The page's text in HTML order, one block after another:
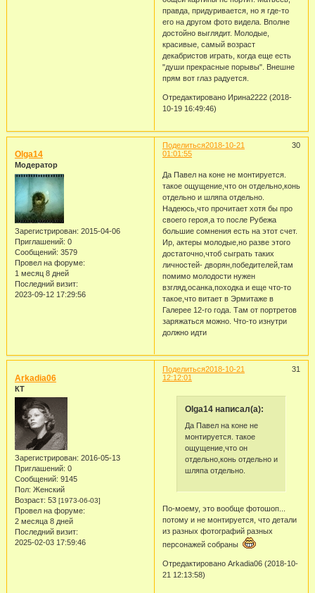
правда, придуривается, но я где-то
его на другом фото видела. Вполне
достойно выглядит. Молодые,
красивые, самый возраст
декабристов играть, когда еще есть
"души прекрасные порывы". Внешне
прям вот глаз радуется.
Отредактировано Ирина2222 (2018-
10-19 16:49:46)
Поделиться 30
2018-10-21
01:01:55
Olga14
Модератор
Зарегистрирован: 2015-04-06
Приглашений: 0
Сообщений: 3579
Провел на форуме:
1 месяц 8 дней
Последний визит:
2023-09-12 17:29:56
Да Павел на коне не монтируется.
такое ощущение,что он отдельно,конь
отдельно и шляпа отдельно.
Надеюсь,что прочитает хотя бы про
своего героя,а то после Рубежа
большие сомнения есть на этот счет.
Ир, актеры молодые,но разве этого
достаточно,чтоб сыграть таких
личностей- дворян,победителей,там
помимо молодости нужен
взгляд,осанка,походка и еще что-то
такое,что витает в Эрмитаже в
Галерее 12-го года. Там от портретов
заряжаться можно. Что-то изнутри
должно идти
Поделиться 31
2018-10-21
12:12:01
Arkadia06
КТ
Зарегистрирован: 2016-05-13
Приглашений: 0
Сообщений: 9145
Пол: Женский
Возраст: 53 [1973-06-03]
Провел на форуме:
2 месяца 8 дней
Последний визит:
2025-02-03 17:59:46
Olga14 написал(а):
Да Павел на коне не
монтируется. такое
ощущение,что он
отдельно,конь отдельно и
шляпа отдельно.
По-моему, это вообще фотошоп...
потому и не монтируется, что детали
из разных фотографий разных
персонажей собраны
Отредактировано Arkadia06 (2018-10-
21 12:13:58)